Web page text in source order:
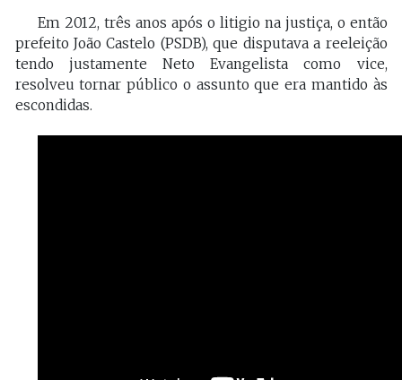
Em 2012, três anos após o litigio na justiça, o então
prefeito João Castelo (PSDB), que disputava a reeleição
tendo justamente Neto Evangelista como vice,
resolveu tornar público o assunto que era mantido às
escondidas.